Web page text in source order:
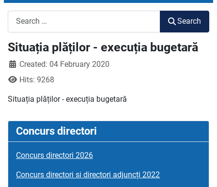
Search
Situația plăților - execuția bugetară
Created: 04 February 2020
Hits: 9268
Situația plăților - execuția bugetară
Concurs directori
Concurs directori 2026
Concurs directori si directori adjuncți 2022